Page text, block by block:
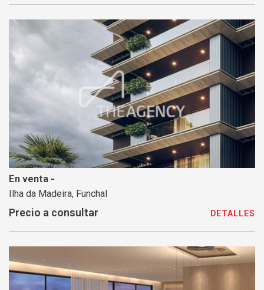
En venta -
Ilha da Madeira, Funchal
Precio a consultar DETALLES